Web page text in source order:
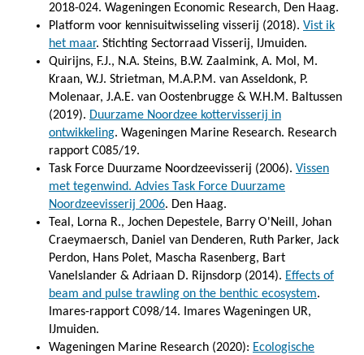
2018-024. Wageningen Economic Research, Den Haag.
Platform voor kennisuitwisseling visserij (2018). Vist ik
het maar. Stichting Sectorraad Visserij, IJmuiden.
Quirijns, F.J., N.A. Steins, B.W. Zaalmink, A. Mol, M.
Kraan, W.J. Strietman, M.A.P.M. van Asseldonk, P.
Molenaar, J.A.E. van Oostenbrugge & W.H.M. Baltussen
(2019). Duurzame Noordzee kottervisserij in
ontwikkeling. Wageningen Marine Research. Research
rapport C085/19.
Task Force Duurzame Noordzeevisserij (2006). Vissen
met tegenwind. Advies Task Force Duurzame
Noordzeevisserij 2006. Den Haag.
Teal, Lorna R., Jochen Depestele, Barry O'Neill, Johan
Craeymaersch, Daniel van Denderen, Ruth Parker, Jack
Perdon, Hans Polet, Mascha Rasenberg, Bart
Vanelslander & Adriaan D. Rijnsdorp (2014). Effects of
beam and pulse trawling on the benthic ecosystem.
Imares-rapport C098/14. Imares Wageningen UR,
IJmuiden.
Wageningen Marine Research (2020): Ecologische